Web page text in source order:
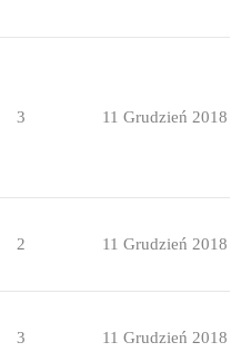
3 11 Grudzień 2018
2 11 Grudzień 2018
3 11 Grudzień 2018